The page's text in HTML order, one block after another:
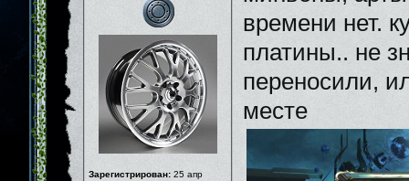
Зарегистрирован: 25 апр
времени нет.
платины.. не
переносили,
месте